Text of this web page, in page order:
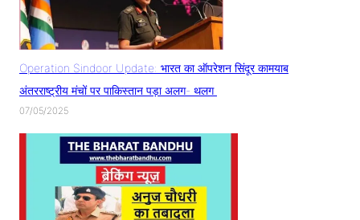
Operation Sindoor Update: भारत का ऑपरेशन सिंदूर कामयाब
अंतरराष्ट्रीय मंचों पर पाकिस्तान पड़ा अलग- थलग
07/05/2025